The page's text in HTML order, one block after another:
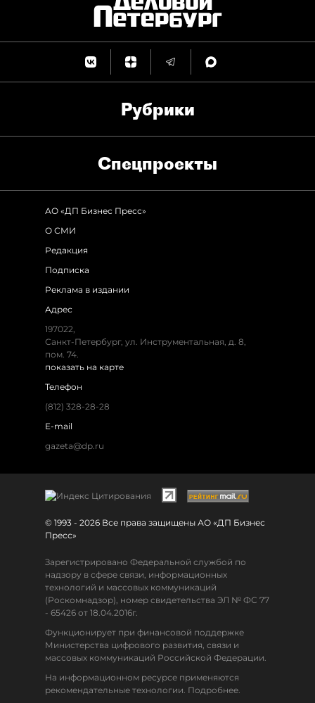
Рубрики
Спец­проекты
АО «ДП Бизнес Пресс»
О СМИ
Редакция
Подписка
Реклама в издании
Адрес
197022,
Санкт-Петербург, ул. Инструментальная, д. 8,
пом. 74.
показать на карте
Телефон
(812) 328-28-28
E-mail
gazeta@dp.ru
© 1993 - 2026 Все права защищены АО «ДП Бизнес
Пресс»
Зарегистрировано Федеральной службой по
надзору в сфере связи, информационных
технологий и массовых коммуникаций
(Роскомнадзор), номер свидетельства ЭЛ № ФС 77
- 65426 от 18.04.2016г.
Функционирует при финансовой поддержке
Министерства цифрового развития, связи и
массовых коммуникаций Российской Федерации.
На информационном ресурсе применяются
рекомендательные технологии. Подробнее.